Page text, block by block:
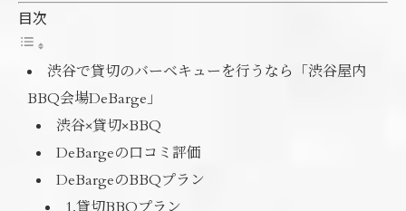
目次
渋谷で貸切のバーベキューを行うなら「渋谷屋内
BBQ会場DeBarge」
渋谷×貸切×BBQ
DeBargeの口コミ評価
DeBargeのBBQプラン